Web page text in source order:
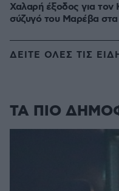
Χαλαρή έξοδος για τον
σύζυγό του Μαρέβα
ΔΕΙΤΕ ΟΛΕΣ ΤΙΣ
ΤΑ ΠΙΟ